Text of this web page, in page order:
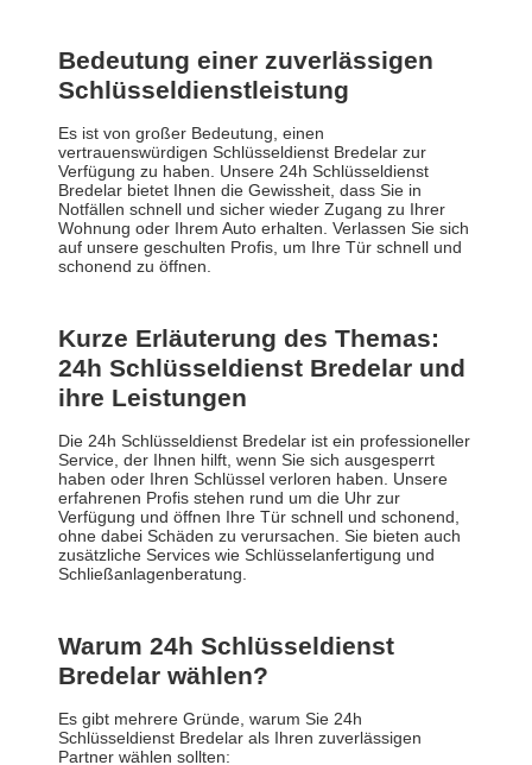
Bedeutung einer zuverlässigen
Schlüsseldienstleistung
Es ist von großer Bedeutung, einen
vertrauenswürdigen Schlüsseldienst Bredelar zur
Verfügung zu haben. Unsere 24h Schlüsseldienst
Bredelar bietet Ihnen die Gewissheit, dass Sie in
Notfällen schnell und sicher wieder Zugang zu Ihrer
Wohnung oder Ihrem Auto erhalten. Verlassen Sie sich
auf unsere geschulten Profis, um Ihre Tür schnell und
schonend zu öffnen.
Kurze Erläuterung des Themas:
24h Schlüsseldienst Bredelar und
ihre Leistungen
Die 24h Schlüsseldienst Bredelar ist ein professioneller
Service, der Ihnen hilft, wenn Sie sich ausgesperrt
haben oder Ihren Schlüssel verloren haben. Unsere
erfahrenen Profis stehen rund um die Uhr zur
Verfügung und öffnen Ihre Tür schnell und schonend,
ohne dabei Schäden zu verursachen. Sie bieten auch
zusätzliche Services wie Schlüsselanfertigung und
Schließanlagenberatung.
Warum 24h Schlüsseldienst
Bredelar wählen?
Es gibt mehrere Gründe, warum Sie 24h
Schlüsseldienst Bredelar als Ihren zuverlässigen
Partner wählen sollten: